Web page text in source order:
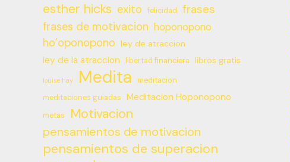
esther hicks exito felicidad frases
frases de motivacion hoponopono
ho’oponopono ley de atraccion
ley de la atraccion libertad financiera libros gratis
louise hay Medita
meditacion
meditaciones guiadas
Meditacion Hoponopono
metas Motivacion
pensamientos de motivacion
pensamientos de superacion